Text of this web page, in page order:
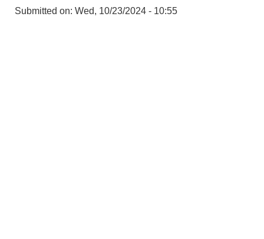
Submitted on: Wed, 10/23/2024 - 10:55